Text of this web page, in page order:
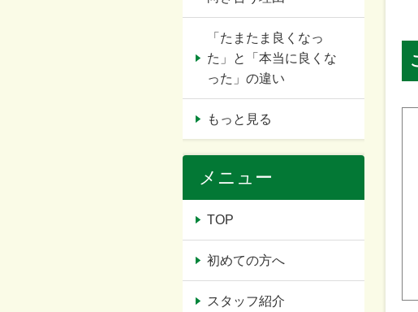
「たまたま良くなっ
た」と「本当に良くな
った」の違い
もっと見る
メニュー
TOP
初めての方へ
スタッフ紹介